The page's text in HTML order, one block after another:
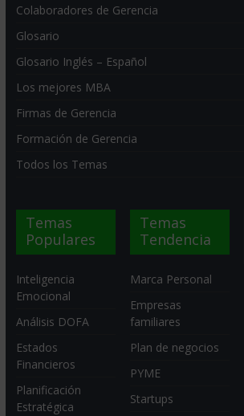
Colaboradores de Gerencia
Glosario
Glosario Inglés – Español
Los mejores MBA
Firmas de Gerencia
Formación de Gerencia
Todos los Temas
Temas
Populares
Inteligencia
Emocional
Análisis DOFA
Estados
Financieros
Planificación
Estratégica
Temas
Tendencia
Marca Personal
Empresas
familiares
Plan de negocios
PYME
Startups